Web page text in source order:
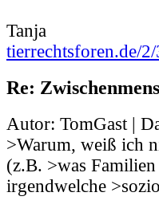
Tanja
tierrechtsforen.de/
Re:
Autor: TomGast |
>Warum, weiß ich
(z.B. >was
irgendwelche